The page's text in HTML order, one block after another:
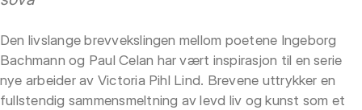
Den livslange brevvekslingen mellom poetene Ingeborg
Bachmann og Paul Celan har vært inspirasjon til en serie
nye arbeider av Victoria Pihl Lind. Brevene uttrykker en
fullstendig sammensmeltning av levd liv og kunst som et